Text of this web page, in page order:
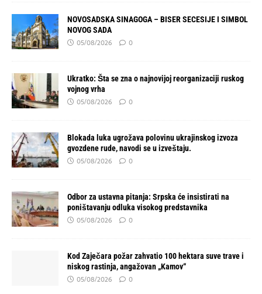
NOVOSADSKA SINAGOGA – BISER SECESIJE I SIMBOL
NOVOG SADA
05/08/2026 0
Ukratko: Šta se zna o najnovijoj reorganizaciji ruskog
vojnog vrha
05/08/2026 0
Blokada luka ugrožava polovinu ukrajinskog izvoza
gvozdene rude, navodi se u izveštaju.
05/08/2026 0
Odbor za ustavna pitanja: Srpska će insistirati na
poništavanju odluka visokog predstavnika
05/08/2026 0
Kod Zaječara požar zahvatio 100 hektara suve trave i
niskog rastinja, angažovan „Kamov“
05/08/2026 0